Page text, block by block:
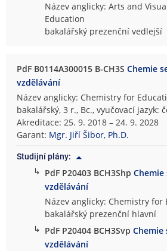
Název anglicky: Arts and
Education
bakalářský prezenční vedlejší
PdF B0114A300015 B-CH3SChemie
vzdělávání
Název anglicky: Chemistry for
bakalářský, 3 r., Bc., vyučovací jazyk:
Akreditace: 25. 9. 2018 – 24. 9. 2028
Garant: Mgr. Jiří Šibor, Ph.D.
Studijní plány:
↳ PdF P20403 BCH3ShpChemie
vzdělávání
Název anglicky: Chemistry for
bakalářský prezenční hlavní
↳ PdF P20404 BCH3SvpChemie
vzdělávání